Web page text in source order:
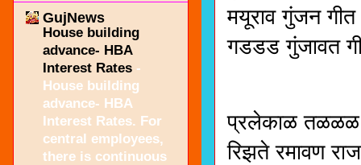
मयूराव गुंजन
गडडड गुंजावत
प्रलेकाळ
रिझते रमावण
GujNews
House building
advance- HBA
Interest Rates -
House building
advance- HBA
Interest Rates. For
central employees,
there is continuous